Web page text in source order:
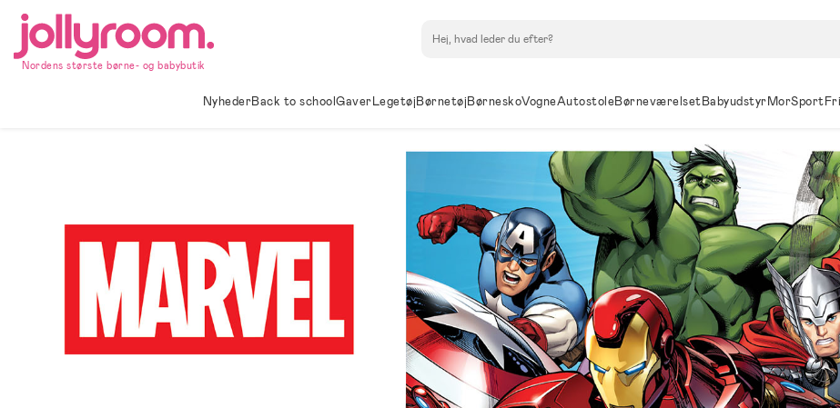
Hoppa
innehållet
Nordens største børne- og babybutik
NyhederBack to schoolGaverLegetøjBørnetøjBørneskoVogneAutostoleBørneværelsetBabyudstyrMorSport